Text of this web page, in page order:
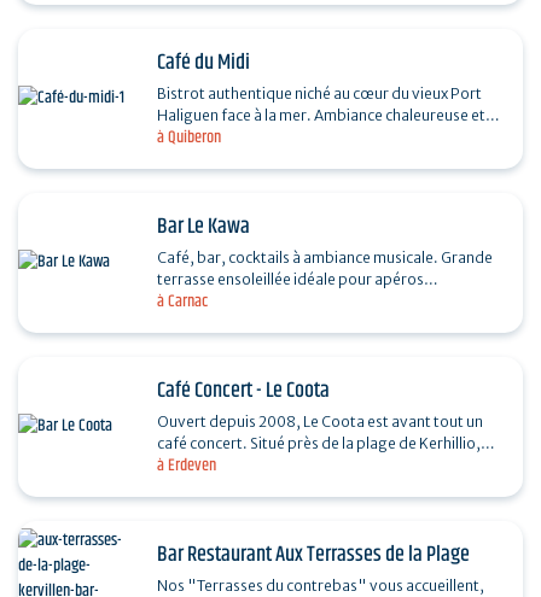
à Quiberon
Café du Midi
Bistrot authentique niché au cœur du vieux Port
Haliguen face à la mer. Ambiance chaleureuse et
conviviale. Bières et cidres pression, cocktails,…
à Carnac
Bar Le Kawa
Café, bar, cocktails à ambiance musicale. Grande
terrasse ensoleillée idéale pour apéros
accompagnés de planches de charcuteries et…
à Erdeven
Café Concert - Le Coota
Ouvert depuis 2008, Le Coota est avant tout un
café concert. Situé près de la plage de Kerhillio,
notre équipe vous accueille tout au long de
Bar Restaurant Aux Terrasses de la Plage
Nos "Terrasses du contrebas" vous accueillent,